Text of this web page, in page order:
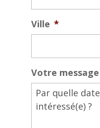
Ville *
Votre message